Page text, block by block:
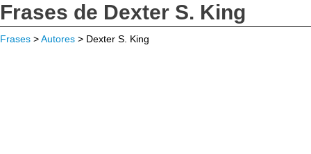
Frases de Dexter S. King
Frases >Autores > Dexter S. King